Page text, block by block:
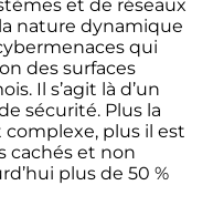
et de réseaux
nature dynamique
qui
des surfaces
Il s’agit là d’un
sécurité. Plus la
complexe, plus il est
cachés et non
plus de 50 %